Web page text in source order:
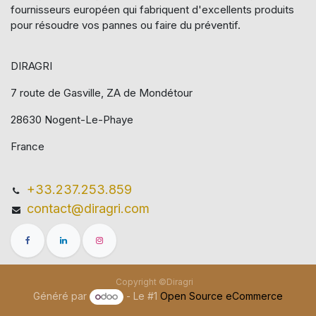
fournisseurs européen qui​ fabriquent d'excellents produits
pour résoudre vos pannes ou faire du préventif.
DIRAGRI
7 route de Gasville, ZA de Mondétour
28630 Nogent-Le-Phaye
France
+33.237.253.859
contact@diragri.com
Copyright ©Diragri
Généré par - Le #1Open Source eCommerce